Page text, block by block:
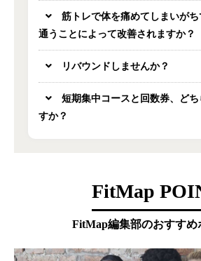
筋トレで体を痛めてしまいがち
通うことによって改善されますか？
リバウンドしませんか？
短期集中コースと回数券、ど
すか？
FitMap
FitMap編集部のおすすめ